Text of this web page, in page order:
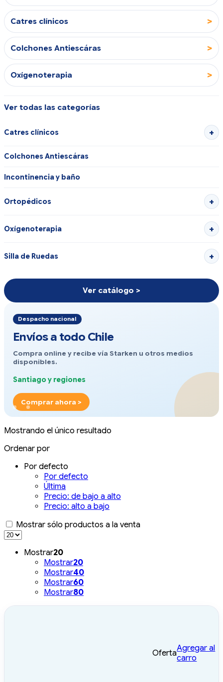
Catres clínicos >
Colchones Antiescáras >
Oxígenoterapia >
Ver todas las categorías
Catres clínicos
Colchones Antiescáras
Incontinencia y baño
Ortopédicos
Oxígenoterapia
Silla de Ruedas
Ver catálogo >
Despacho nacional
Envíos a todo Chile
Compra online y recibe vía Starken u otros medios
disponibles.
Santiago y regiones
Comprar ahora >
Mostrando el único resultado
Ordenar por
Por defecto
Por defecto
Última
Precio: de bajo a alto
Precio: alto a bajo
Mostrar sólo productos a la venta
Mostrar20
Mostrar20
Mostrar40
Mostrar60
Mostrar80
OfertaAgregar al
carro